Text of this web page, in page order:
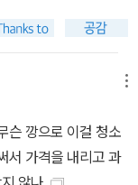
도 도시의 불빛도 없
열을 느끼면서 ‘순수
이 솟은 산, 어둑한
의미의 ‘마법’은
하는 것, ‘내가 정말
실이(과학적 기법을
미에서 마법적이라
슨 깡으로 이걸 청소
서 가격을 내리고 과